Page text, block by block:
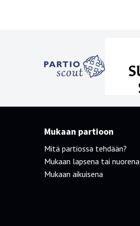
Mukaan partioon
Mitä partiossa tehdään?
Mukaan lapsena tai nuorena
Mukaan aikuisena